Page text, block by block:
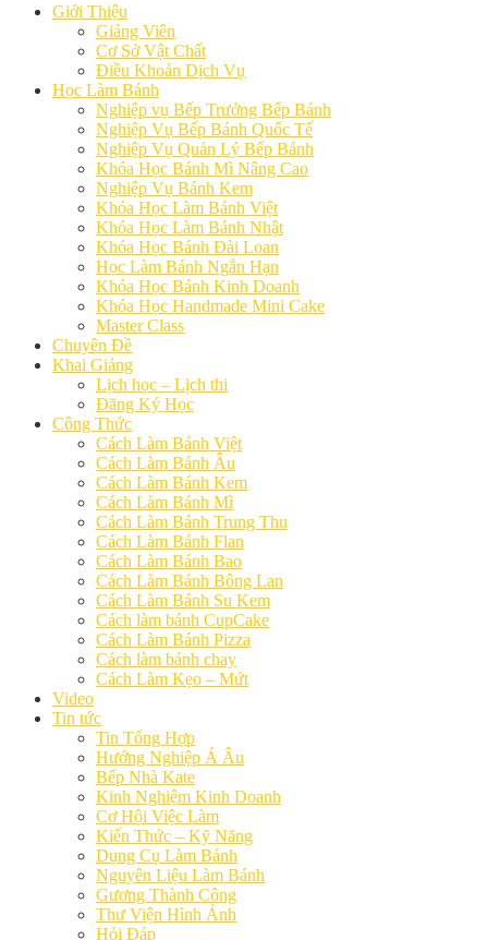
Giới Thiệu
Giảng Viên
Cơ Sở Vật Chất
Điều Khoản Dịch Vụ
Học Làm Bánh
Nghiệp vụ Bếp Trưởng Bếp Bánh
Nghiệp Vụ Bếp Bánh Quốc Tế
Nghiệp Vụ Quản Lý Bếp Bánh
Khóa Học Bánh Mì Nâng Cao
Nghiệp Vụ Bánh Kem
Khóa Học Làm Bánh Việt
Khóa Học Làm Bánh Nhật
Khóa Học Bánh Đài Loan
Học Làm Bánh Ngắn Hạn
Khóa Học Bánh Kinh Doanh
Khóa Học Handmade Mini Cake
Master Class
Chuyên Đề
Khai Giảng
Lịch học – Lịch thi
Đăng Ký Học
Công Thức
Cách Làm Bánh Việt
Cách Làm Bánh Âu
Cách Làm Bánh Kem
Cách Làm Bánh Mì
Cách Làm Bánh Trung Thu
Cách Làm Bánh Flan
Cách Làm Bánh Bao
Cách Làm Bánh Bông Lan
Cách Làm Bánh Su Kem
Cách làm bánh CupCake
Cách Làm Bánh Pizza
Cách làm bánh chay
Cách Làm Kẹo – Mứt
Video
Tin tức
Tin Tổng Hợp
Hướng Nghiệp Á Âu
Bếp Nhà Kate
Kinh Nghiệm Kinh Doanh
Cơ Hội Việc Làm
Kiến Thức – Kỹ Năng
Dụng Cụ Làm Bánh
Nguyên Liệu Làm Bánh
Gương Thành Công
Thư Viện Hình Ảnh
Hỏi Đáp